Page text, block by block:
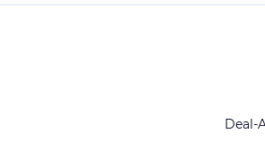
Deal-